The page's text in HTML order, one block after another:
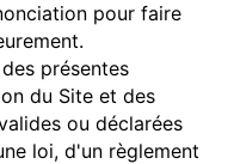
pour faire
présentes
du Site et des
ou déclarées
loi, d'un règlement